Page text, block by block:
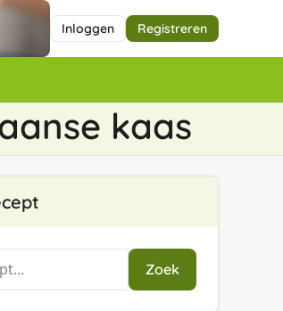
Inloggen Registreren
kaas
Zoek